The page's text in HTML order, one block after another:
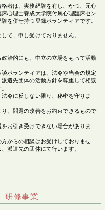
者は、実務経験を有し、かつ、元心
心理士養成大学院付属心理臨床セン
を併せ持つ登録ボランティアです。
て、申し受けておりません。
治的にも、中立の立場をもって活動
ボランティアは、法令や当会の規定
遣先団体の活動方針を尊重して相談
令に反しない限り、秘密を守りま
、問題の改善をお約束できるもので
お引き受けできない場合がありま
からの相談はお受けしておりませ
派遣先の団体にて行います。
​研修事業